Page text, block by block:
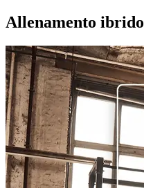
Allenamento ibrido